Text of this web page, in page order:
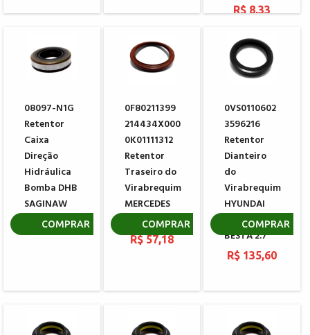
R$ 8,33
08097-N1G
Retentor
Caixa
Direção
Hidráulica
Bomba DHB
SAGINAW
R$ 15,24
COMPRAR
0F80211399
214434X000
0K01111312
Retentor
Traseiro do
Virabrequim
MERCEDES
BENZ
R$ 57,18
COMPRAR
0VS0110602
3596216
Retentor
Dianteiro
do
Virabrequim
HYUNDAI
KIA H100
BESTA 2.7
R$ 135,60
COMPRAR